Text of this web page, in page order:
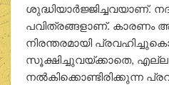
ശുദ്ധിയാര്‍ജ്ജിച്ചവയാണ്.
പവിത്രങ്ങളാണ്. കാരണം
നിരന്തരമായി
സൂക്ഷിച്ചുവയ്ക്കാതെ,
നല്‍കിക്കൊണ്ടിരിക്കുന്ന